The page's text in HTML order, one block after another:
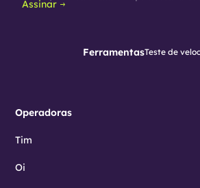
Assinar
FerramentasTeste de
Operadoras
Tim
Oi